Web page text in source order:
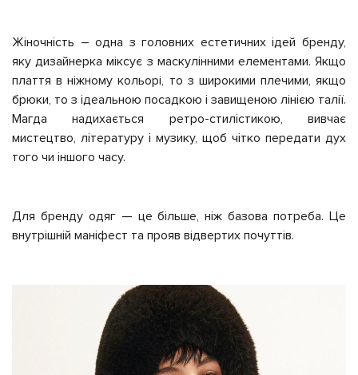
Жіночність – одна з головних естетичних ідей бренду,
яку дизайнерка міксує з маскулінними елементами. Якщо
плаття в ніжному кольорі, то з широкими плечими, якщо
брюки, то з ідеальною посадкою і завищеною лінією талії.
Магда надихається ретро-стилістикою, вивчає
мистецтво, літературу і музику, щоб чітко передати дух
того чи іншого часу.
Для бренду одяг — це більше, ніж базова потреба. Це
внутрішній маніфест та прояв відвертих почуттів.